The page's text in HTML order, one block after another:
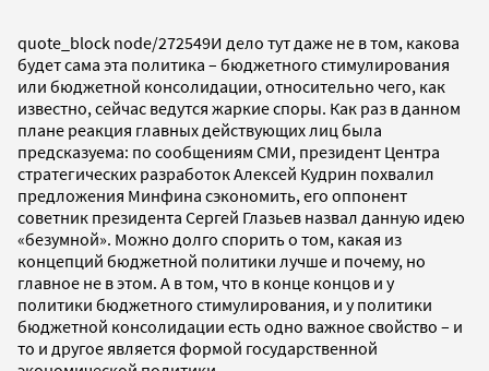
quote_block node/272549И дело тут даже не в том, какова
будет сама эта политика – бюджетного стимулирования
или бюджетной консолидации, относительно чего, как
известно, сейчас ведутся жаркие споры. Как раз в данном
плане реакция главных действующих лиц была
предсказуема: по сообщениям СМИ, президент Центра
стратегических разработок Алексей Кудрин похвалил
предложения Минфина сэкономить, его оппонент
советник президента Сергей Глазьев назвал данную идею
«безумной». Можно долго спорить о том, какая из
концепций бюджетной политики лучше и почему, но
главное не в этом. А в том, что в конце концов и у
политики бюджетного стимулирования, и у политики
бюджетной консолидации есть одно важное свойство – и
то и другое является формой государственной